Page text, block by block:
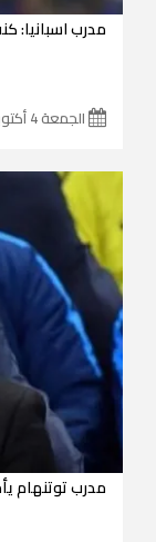
مدرب
الجمعة 4 أكتوبر 2019 19:06:09
مدرب توتنهام يأمل في